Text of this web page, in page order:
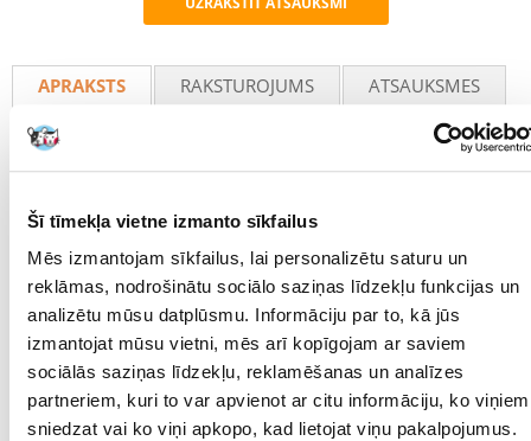
Šī tīmekļa vietne izmanto sīkfailus
Mēs izmantojam sīkfailus, lai personalizētu saturu un
reklāmas, nodrošinātu sociālo saziņas līdzekļu funkcijas un
analizētu mūsu datplūsmu. Informāciju par to, kā jūs
izmantojat mūsu vietni, mēs arī kopīgojam ar saviem
sociālās saziņas līdzekļu, reklamēšanas un analīzes
partneriem, kuri to var apvienot ar citu informāciju, ko viņiem
sniedzat vai ko viņi apkopo, kad lietojat viņu pakalpojumus.
Recommend
APRAKSTS RAKSTUROJUMS
ATSAUKSMES
patiks viņa garšas kārpiņām.
GranCarno gatavo tikai no svaigas gaļas. Tādējādi tā lielā mērā saglabā
savu struktūru. Labākais pierādījums tam ir lieliski redzamie gaļas
gabali. Arī garša ir īsta. Visas gaļas sastāvdaļas ir atklāti norādītas.
Citiem vārdiem sakot, tas, kas ir norādīts produkta aprakstā, ir arī
iepakojuma iekšpusē. Turklāt mēs apzināti neesam izmantojuši
mākslīgos aromatizētājus. Jūsu suns sajutīs atšķirību... un jūs to
redzēsiet. GranCarno pavadīs jūsu suni visu mūžu.